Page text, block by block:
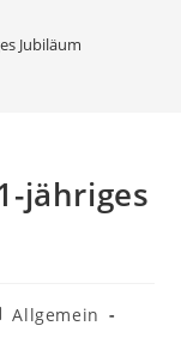
Jubiläum
jähriges
Allgemein